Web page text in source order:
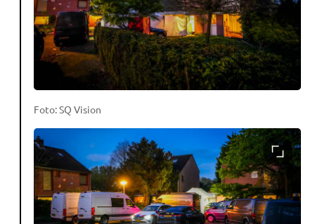
Foto: SQ Vision